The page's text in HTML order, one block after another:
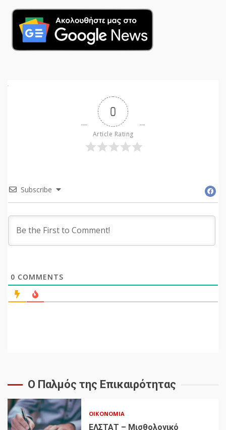
0
Article Rating
Subscribe
0 COMMENTS
Ο Παλμός της Επικαιρότητας
ΟΙΚΟΝΟΜΊΑ
ΕΛΣΤΑΤ – Μισθολογικό